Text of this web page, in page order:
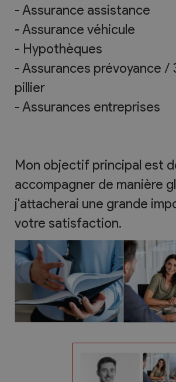
- Assurance assistance
- Assurance véhicule
- Hypothèques
- Assurances prévoyance /
pillier
- Assurances entreprises
Mon objectif principal est
accompagner de manière
j'attacherai une grande
votre satisfaction.